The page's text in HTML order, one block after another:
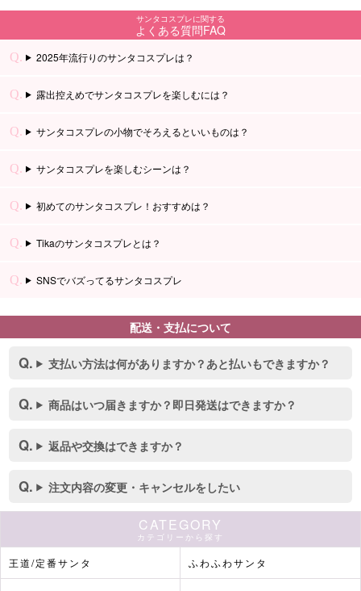
サンタコスプレに関する
よくある質問FAQ
2025年流行りのサンタコスプレは？
露出控えめでサンタコスプレを楽しむには？
サンタコスプレの小物でそろえるといいものは？
サンタコスプレを楽しむシーンは？
初めてのサンタコスプレ！おすすめは？
Tikaのサンタコスプレとは？
SNSでバズってるサンタコスプレ
配送・支払について
支払い方法は何がありますか？あと払いもできますか？
商品はいつ届きますか？即日発送はできますか？
返品や交換はできますか？
注文内容の変更・キャンセルをしたい
CATEGORY
カテゴリーから探す
王道/定番サンタ ふわふわサンタ